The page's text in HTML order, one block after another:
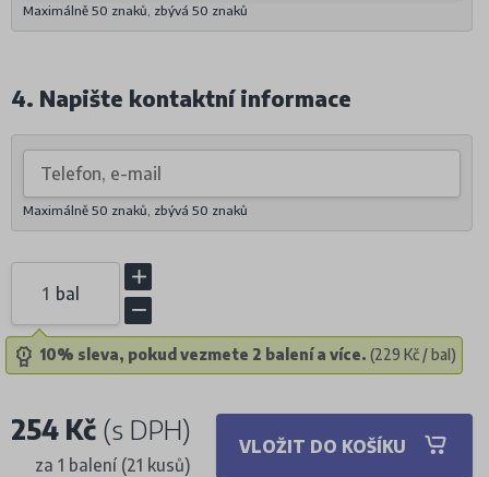
Maximálně 50 znaků, zbývá 50 znaků
4. Napište kontaktní informace
Maximálně 50 znaků, zbývá 50 znaků
bal
10% sleva, pokud vezmete 2 balení a více. (229 Kč / bal)
254 Kč (s DPH)
za 1 balení (21 kusů)
VLOŽIT DO KOŠÍKU